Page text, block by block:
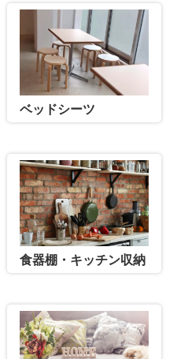
ベッドシーツ
食器棚・キッチン収納